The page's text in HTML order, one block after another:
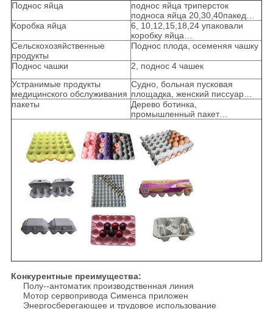
Поднос яйца
поднос яйца триперсток
подноса яйца 20,30,40пакед…
Коробка яйца
6, 10,12,15,18,24 упаковали
коробку яйца…
Сельскохозяйственные
продукты
Поднос плода, осеменяя чашку
Поднос чашки
2, поднос 4 чашек
Устранимые продукты
медицинского обслуживания
Судно, больная пусковая
площадка, женский писсуар…
пакеты
Дерево ботинка,
промышленный пакет…
Конкурентные преимущества:
Полу--антоматик производственная линия
Мотор сервопривода Сименса приложен
Энергосберегающее и трудовое использование